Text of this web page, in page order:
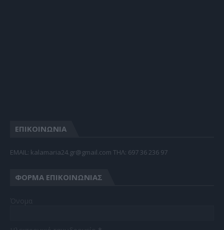
ΕΠΙΚΟΙΝΩΝΙΑ
EMAIL: kalamaria24.gr@gmail.com TΗΛ: 697 36 236 97
ΦΌΡΜΑ ΕΠΙΚΟΙΝΩΝΊΑΣ